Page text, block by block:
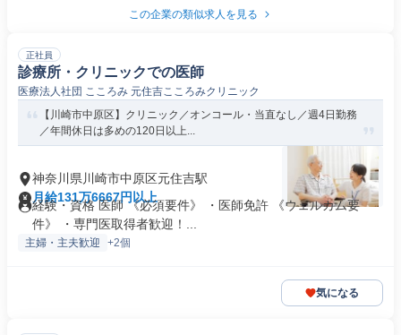
この企業の類似求人を見る
正社員
診療所・クリニックでの医師
医療法人社団 こころみ 元住吉こころみクリニック
【川崎市中原区】クリニック／オンコール・当直なし／週4日勤務
／年間休日は多めの120日以上...
神奈川県川崎市中原区元住吉駅
月給131万6667円以上
経験・資格 医師 《必須要件》 ・医師免許 《ウェルカム要
件》 ・専門医取得者歓迎！...
主婦・主夫歓迎 +2個
気になる